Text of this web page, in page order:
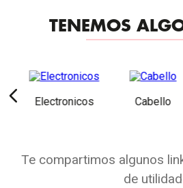
TENEMOS
Electronicos Cabello
Te compartimos algunos
de utilidad